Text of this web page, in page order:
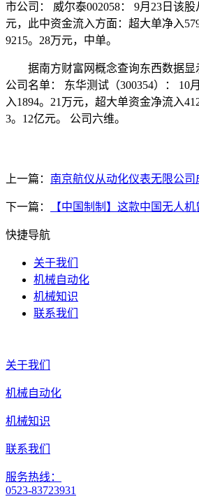
市公司： 威尔泰002058： 9月23日该股
元，此中资金流入方面：超大单净入
9215。28万元，中单。
据南方财富网概念查询东西数据显
公司名单： 东华测试（300354）： 10
入1894。21万元，超大单资金净流入
3。12亿元。 公司六维。
上一篇： 南京航仪从动化仪表无限公司
下一篇： 【中国制制】这款中国无人
快捷导航
关于我们
机械自动化
机械知识
联系我们
关于我们
机械自动化
机械知识
联系我们
服务热线：
0523-83723931